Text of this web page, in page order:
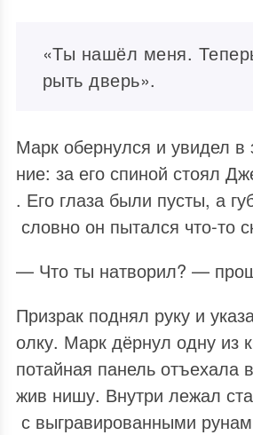
«Ты нашёл меня.
рыть дверь».
Марк обернулся и увидел в
ние: за его спиной стоял
. Его глаза были пусты, а
словно он пытался что‑то
— Что ты натворил? —
Призрак поднял руку и
олку. Марк дёрнул одну из
потайная панель отъехала
жив нишу. Внутри лежал
с выгравированными